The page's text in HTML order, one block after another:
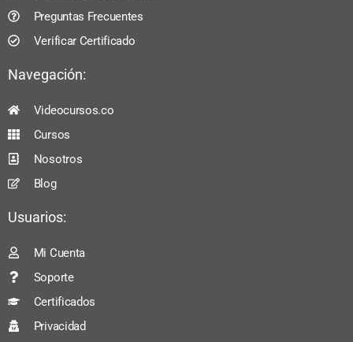
Preguntas Frecuentes
Verificar Certificado
Navegación:
Videocursos.co
Cursos
Nosotros
Blog
Usuarios:
Mi Cuenta
Soporte
Certificados
Privacidad